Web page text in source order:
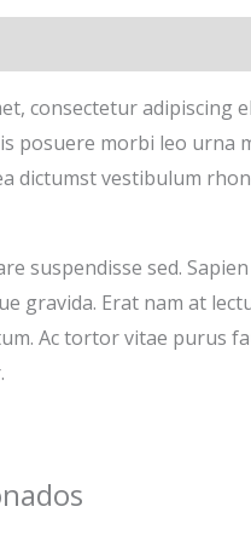
consectetur adipiscing
posuere morbi leo urna
dictumst vestibulum
suspendisse sed.
gravida. Erat nam at
Ac tortor vitae purus